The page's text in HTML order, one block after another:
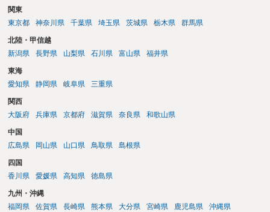
関東
東京都
神奈川県 千葉県 埼玉県 茨城県 栃木県 群馬県
北陸・甲信越
新潟県
長野県 山梨県 石川県 富山県 福井県
東海
愛知県
静岡県 岐阜県 三重県
関西
大阪府
兵庫県 京都府 滋賀県 奈良県 和歌山県
中国
広島県
岡山県 山口県 鳥取県 島根県
四国
香川県
愛媛県 高知県 徳島県
九州・沖縄
福岡県
佐賀県 長崎県 熊本県 大分県 宮崎県 鹿児島県 沖縄県